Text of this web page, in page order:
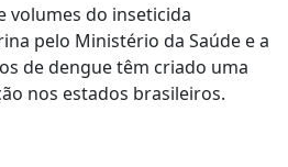
volumes do inseticida
pelo Ministério da Saúde e a
de dengue têm criado uma
nos estados brasileiros.